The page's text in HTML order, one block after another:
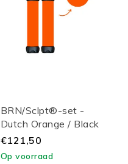
BRN/Sclpt®-set -
Dutch Orange / Black
Lid
€121,50
Op voorraad